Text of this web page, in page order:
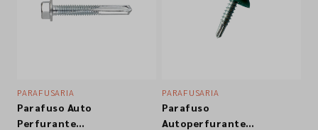
Empresa
PARAFUSARIA
Parafuso Auto
Perfurante
PARAFUSARIA
Parafuso
Autoperfurante